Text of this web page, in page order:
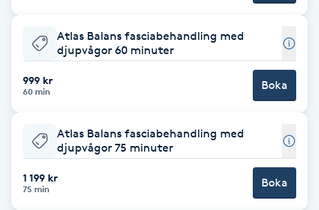
Extensions
Extensions borttagning
Eyeliner-tatuering
Face framing
Atlas Balans fasciabehandling med
djupvågor 60 minuter
999 kr
60 min Boka
Atlas Balans fasciabehandling med
djupvågor 75 minuter
1 199 kr
75 min Boka